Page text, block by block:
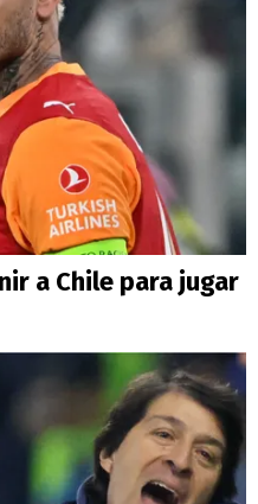
a Chile para jugar